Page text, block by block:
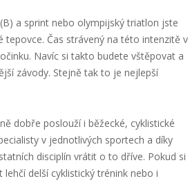
a sprint nebo olympijský triatlon jste
Čas strávený na této intenzitě v
Navíc si takto budete vštěpovat a
závody. Stejně tak to je nejlepší
dobře poslouží i běžecké, cyklistické
v jednotlivých sportech a díky
disciplín vrátit o to dříve. Pokud si
delší cyklistický trénink nebo i